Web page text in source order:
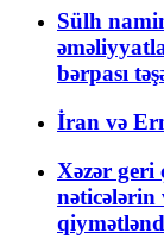
Sülh
bərpası
İran və
Xəzər geri